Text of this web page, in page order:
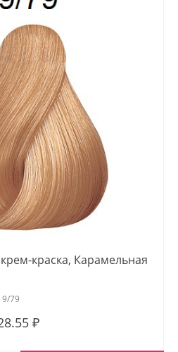
краска, Карамельная
9/79
₽